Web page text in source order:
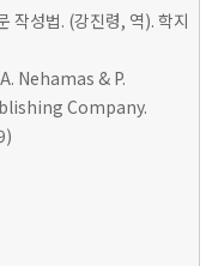
작성법. (강진령, 역). 학지
Nehamas & P.
Company.